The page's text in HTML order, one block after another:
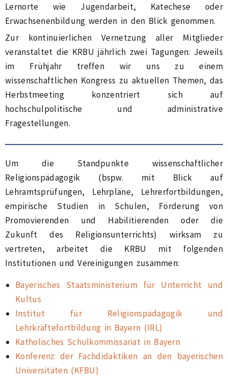
Lernorte wie Jugendarbeit, Katechese oder
Erwachsenenbildung werden in den Blick genommen.
Zur kontinuierlichen Vernetzung aller Mitglieder
veranstaltet die KRBU jährlich zwei Tagungen: Jeweils
im Frühjahr treffen wir uns zu einem
wissenschaftlichen Kongress zu aktuellen Themen, das
Herbstmeeting konzentriert sich auf
hochschulpolitische und administrative
Fragestellungen.
Um die Standpunkte wissenschaftlicher
Religionspädagogik (bspw. mit Blick auf
Lehramtsprüfungen, Lehrpläne, Lehrerfortbildungen,
empirische Studien in Schulen, Förderung von
Promovierenden und Habilitierenden oder die
Zukunft des Religionsunterrichts) wirksam zu
vertreten, arbeitet die KRBU mit folgenden
Institutionen und Vereinigungen zusammen:
Bayerisches Staatsministerium für Unterricht und
Kultus
Institut für Religionspädagogik und
Lehrkräftefortbildung in Bayern (IRL)
Katholisches Schulkommissariat in Bayern
Konferenz der Fachdidaktiken an den bayerischen
Universitäten (KFBU)